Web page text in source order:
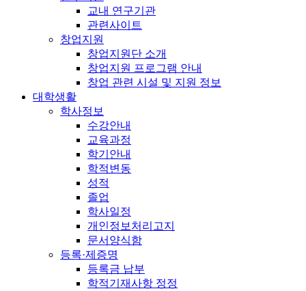
교내 연구기관
관련사이트
창업지원
창업지원단 소개
창업지원 프로그램 안내
창업 관련 시설 및 지원 정보
대학생활
학사정보
수강안내
교육과정
학기안내
학적변동
성적
졸업
학사일정
개인정보처리고지
문서양식함
등록·제증명
등록금 납부
학적기재사항 정정